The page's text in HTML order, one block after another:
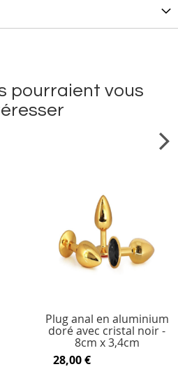
pourraient vous
Plug anal en aluminium
doré avec cristal noir -
8cm x 3,4cm
28,00 €